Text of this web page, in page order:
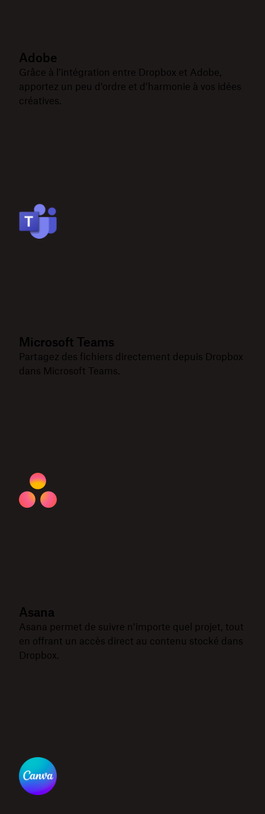
Adobe
Grâce à l’intégration entre Dropbox et Adobe,
apportez un peu d’ordre et d’harmonie à vos idées
créatives.
Microsoft Teams
Partagez des fichiers directement depuis Dropbox
dans Microsoft Teams.
Asana
Asana permet de suivre n’importe quel projet, tout
en offrant un accès direct au contenu stocké dans
Dropbox.